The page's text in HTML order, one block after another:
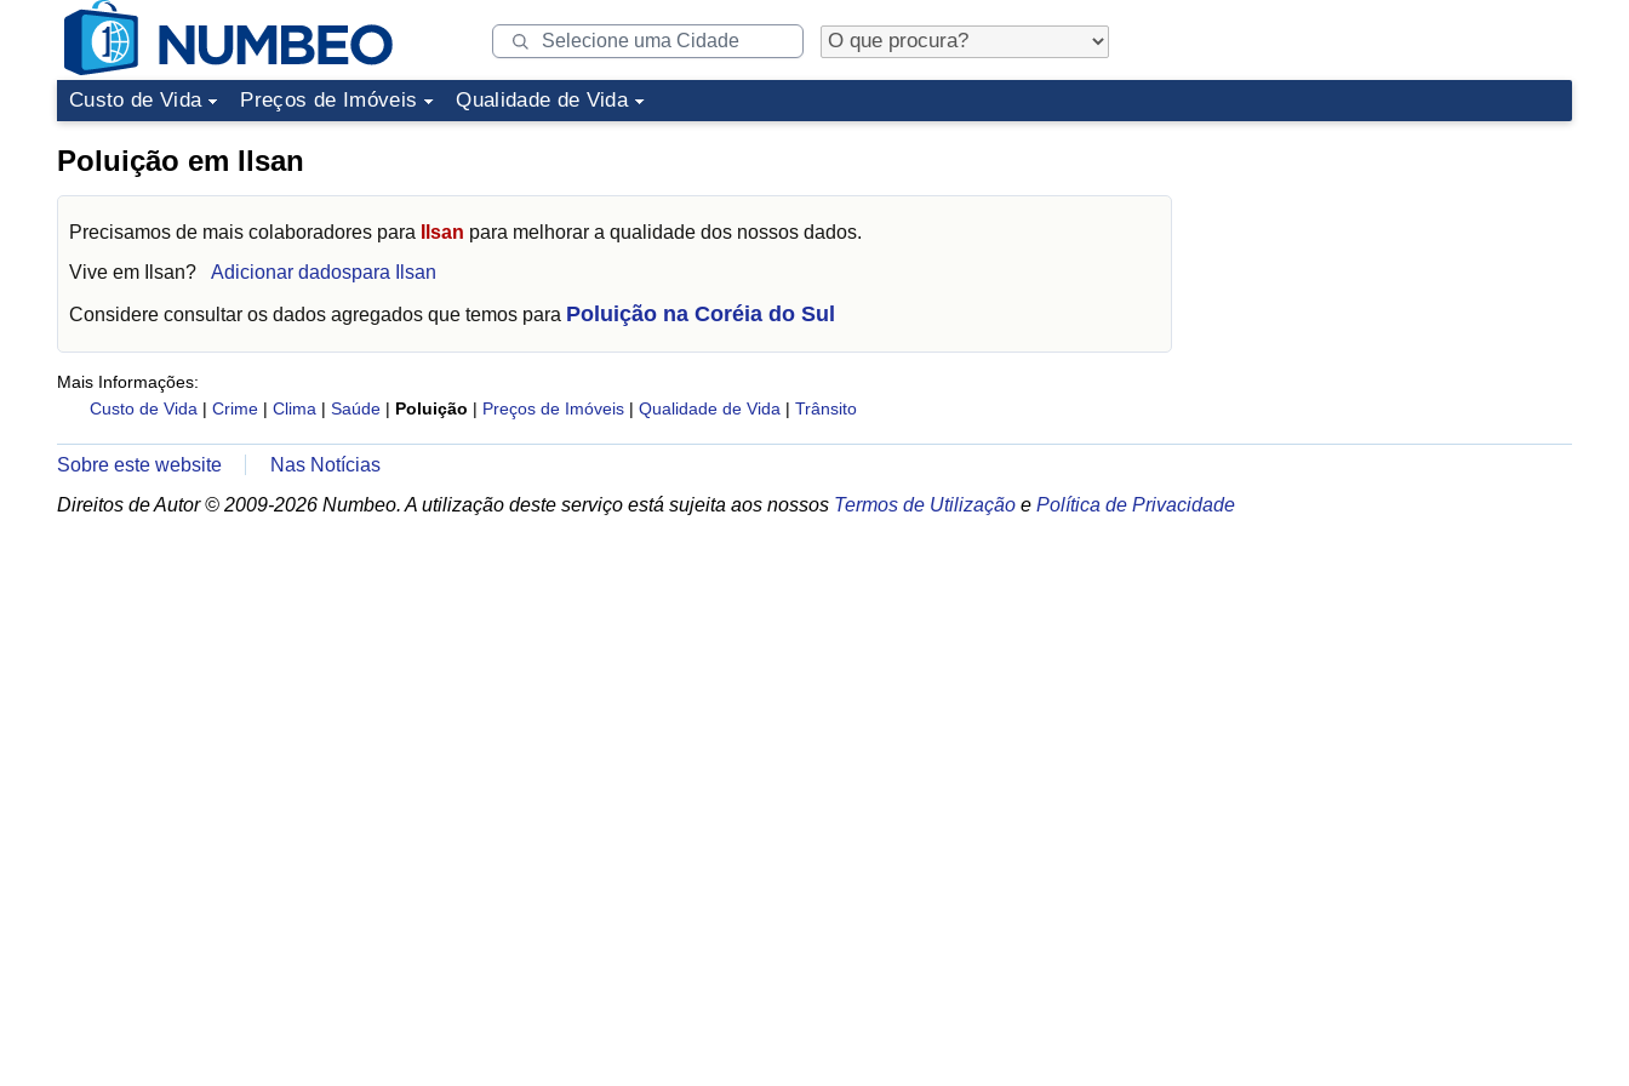
Custo de Vida Preços de Imóveis Qualidade de Vida
Poluição em Ilsan
Precisamos de mais colaboradores para Ilsan para melhorar a qualidade dos nossos dados.
Vive em
Ilsan? Adicionar dadospara Ilsan
Considere consultar os dados agregados que temos para Poluição na Coréia do Sul
Mais Informações:
Custo de Vida | Crime | Clima | Saúde | Poluição | Preços de Imóveis | Qualidade de Vida | Trânsito
Sobre este website
Nas Notícias
Direitos de Autor © 2009-2026 Numbeo. A utilização deste serviço está sujeita aos nossos Termos de Utilização e Política de Privacidade